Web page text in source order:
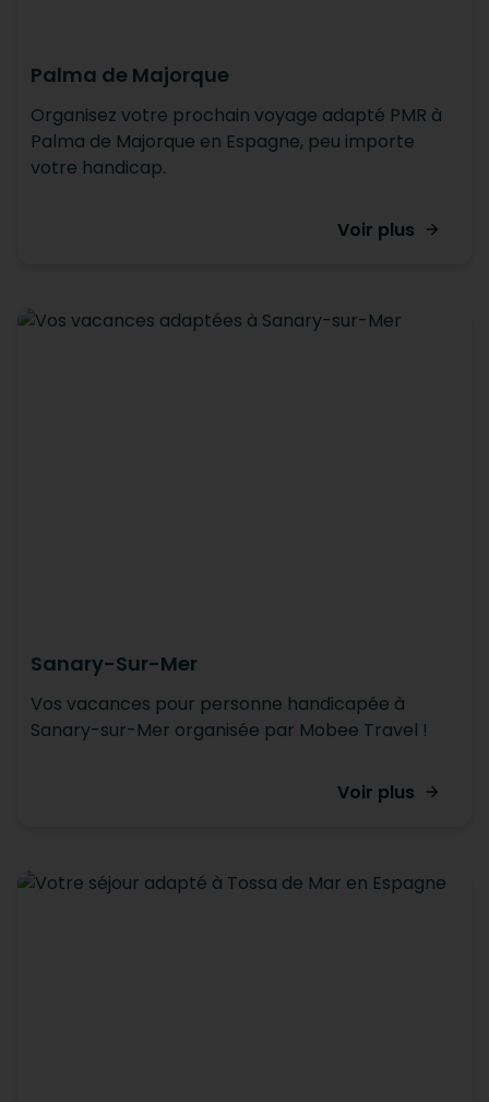
Palma de Majorque
Organisez votre prochain voyage adapté PMR à
Palma de Majorque en Espagne, peu importe
votre handicap.
Voir plus
Sanary-Sur-Mer
Vos vacances pour personne handicapée à
Sanary-sur-Mer organisée par Mobee Travel !
Voir plus